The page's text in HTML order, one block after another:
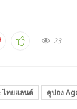
23
ไทยแลนด์ คูปอง